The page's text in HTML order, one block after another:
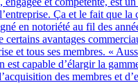
Ça et le fait que la
en notoriété au fil des
certains avantages
et tous ses membres. «
est capable d’élargir la
des membres et